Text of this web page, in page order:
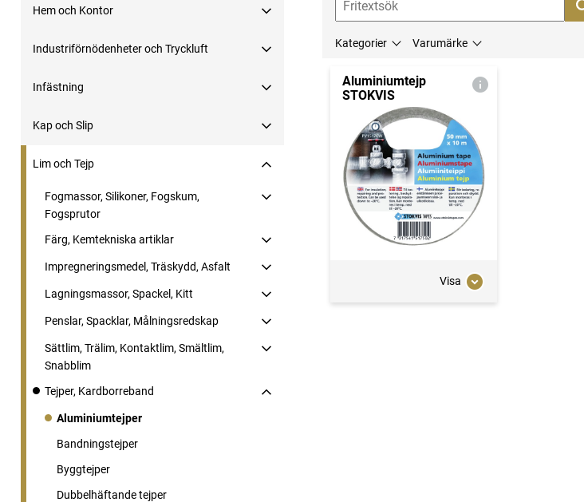
Hem och Kontor
Industriförnödenheter och Tryckluft
Infästning
Kap och Slip
Lim och Tejp
Fogmassor, Silikoner, Fogskum,
Fogsprutor
Färg, Kemtekniska artiklar
Impregneringsmedel, Träskydd, Asfalt
Lagningsmassor, Spackel, Kitt
Penslar, Spacklar, Målningsredskap
Sättlim, Trälim, Kontaktlim, Smältlim,
Snabblim
Tejper, Kardborreband
Aluminiumtejper
Bandningstejper
Byggtejper
Dubbelhäftande tejper
Kategorier Varumärke
Aluminiumtejp
STOKVIS
Visa